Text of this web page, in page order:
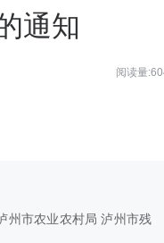
通知
阅读量
州市农业农村局 泸州市残